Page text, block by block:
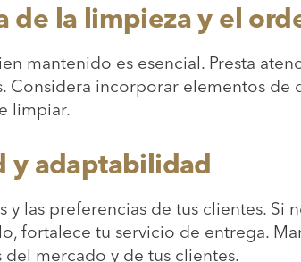
de la limpieza y el
mantenido es esencial. Presta
Considera incorporar elementos
limpiar.
y adaptabilidad
y las preferencias de tus clientes.
fortalece tu servicio de entrega.
del mercado y de tus clientes.